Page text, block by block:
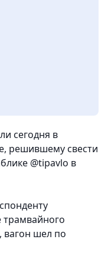
сегодня в
решившему свести
@tipavlo в
трамвайного
вагон шел по